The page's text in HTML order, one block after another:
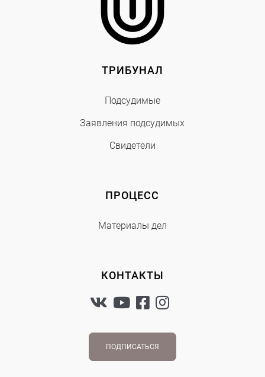
ТРИБУНАЛ
Подсудимые
Заявления подсудимых
Свидетели
ПРОЦЕСС
Материалы дел
КОНТАКТЫ
ПОДПИСАТЬСЯ